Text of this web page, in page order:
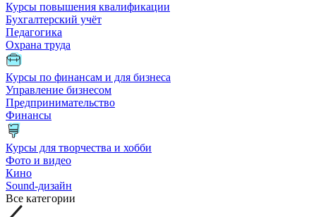
Курсы повышения квалификации
Бухгалтерский учёт
Педагогика
Охрана труда
Курсы по финансам и для бизнеса
Управление бизнесом
Предпринимательство
Финансы
Курсы для творчества и хобби
Фото и видео
Кино
Sound-дизайн
Все категории